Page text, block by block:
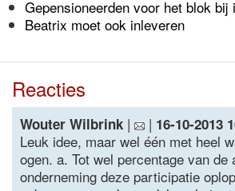
Gepensioneerden voor het blok bij
Beatrix moet ook inleveren
Reacties
Wouter Wilbrink | | 16-10-2013
Leuk idee, maar wel één met heel
ogen. a. Tot wel percentage van de
onderneming deze participatie